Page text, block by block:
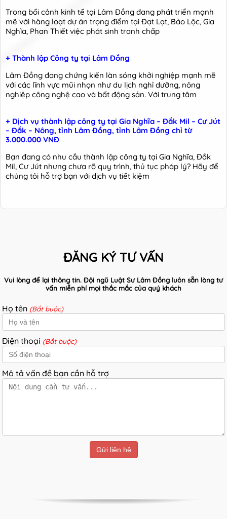
Trong bối cảnh kinh tế tại Lâm Đồng đang phát triển mạnh
mẽ với hàng loạt dự án trọng điểm tại Đạt Lạt, Bảo Lộc, Gia
Nghĩa, Phan Thiết việc phát sinh tranh chấp
+ Thành lập Công ty tại Lâm Đồng
Lâm Đồng đang chứng kiến làn sóng khởi nghiệp mạnh mẽ
với các lĩnh vực mũi nhọn như du lịch nghỉ dưỡng, nông
nghiệp công nghệ cao và bất động sản. Với trung tâm
+ Dịch vụ thành lập công ty tại Gia Nghĩa – Đắk Mil – Cư Jút
– Đắk – Nông, tỉnh Lâm Đồng, tỉnh Lâm Đồng chỉ từ
3.000.000 VNĐ
Bạn đang có nhu cầu thành lập công ty tại Gia Nghĩa, Đắk
Mil, Cư Jút nhưng chưa rõ quy trình, thủ tục pháp lý? Hãy để
chúng tôi hỗ trợ bạn với dịch vụ tiết kiệm
ĐĂNG KÝ TƯ VẤN
Vui lòng để lại thông tin. Đội ngũ Luật Sư Lâm Đồng luôn sẵn lòng tư
vấn miễn phí mọi thắc mắc của quý khách
Họ tên (Bắt buộc)
Điện thoại (Bắt buộc)
Mô tả vấn đề bạn cần hỗ trợ